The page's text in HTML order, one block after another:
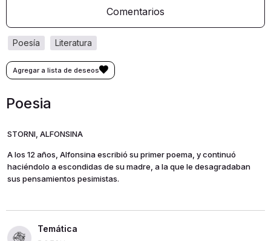
Comentarios
literatura
poesía
Poesia
STORNI, ALFONSINA
A los 12 años, Alfonsina escribió su primer poema, y continuó
haciéndolo a escondidas de su madre, a la que le desagradaban
sus pensamientos pesimistas.